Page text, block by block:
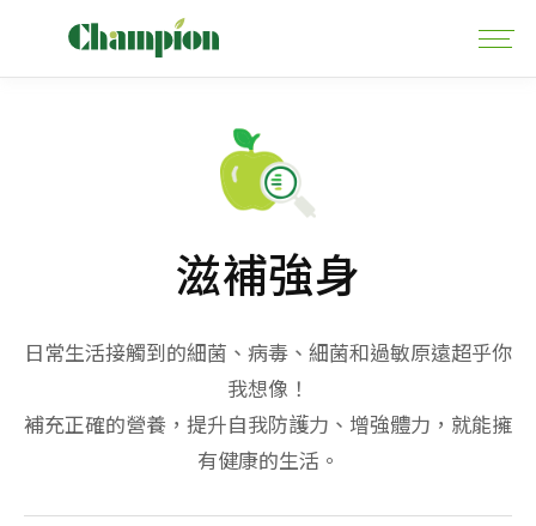
滋補強身
日常生活接觸到的細菌、病毒、細菌和過敏原遠超乎你
我想像！
補充正確的營養，提升自我防護力、增強體力，就能擁
有健康的生活。